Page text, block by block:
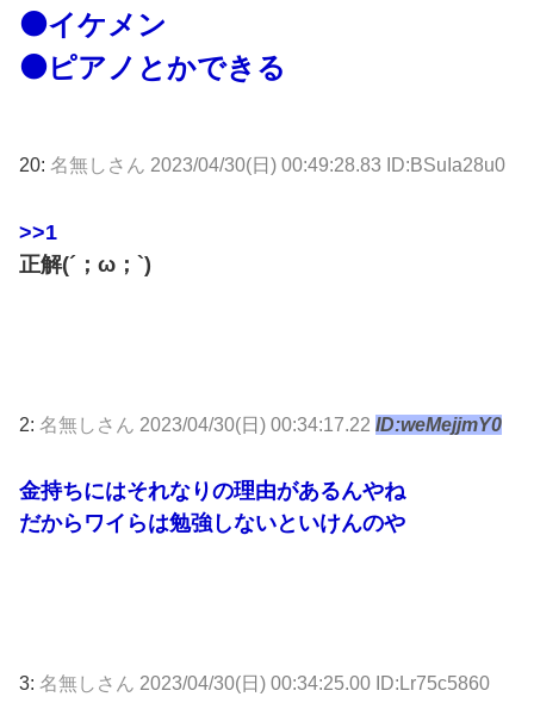
⚫イケメン
⚫ピアノとかできる
20: 名無しさん 2023/04/30(日) 00:49:28.83 ID:BSuIa28u0
>>1
正解(´；ω；`)
2: 名無しさん 2023/04/30(日) 00:34:17.22 ID:weMejjmY0
金持ちにはそれなりの理由があるんやね
だからワイらは勉強しないといけんのや
3: 名無しさん 2023/04/30(日) 00:34:25.00 ID:Lr75c5860